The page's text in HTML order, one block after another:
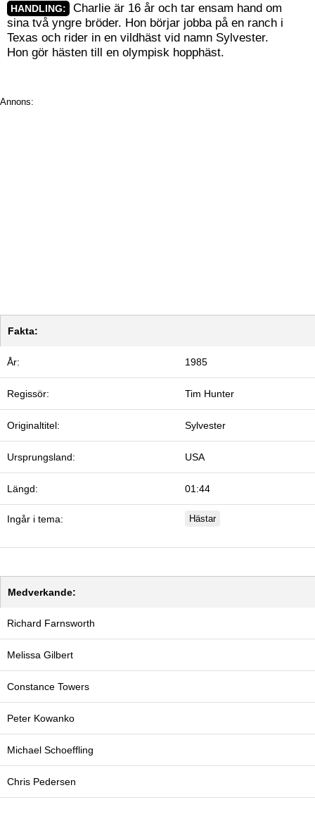
HANDLING:
Charlie är 16 år och tar ensam hand om
sina två yngre bröder. Hon börjar jobba på en ranch i
Texas och rider in en vildhäst vid namn Sylvester.
Hon gör hästen till en olympisk hopphäst.
Annons:
Fakta:
År: 1985
Regissör: Tim Hunter
Originaltitel: Sylvester
Ursprungsland: USA
Längd: 01:44
Ingår i tema: Hästar
Medverkande:
Richard Farnsworth
Melissa Gilbert
Constance Towers
Peter Kowanko
Michael Schoeffling
Chris Pedersen